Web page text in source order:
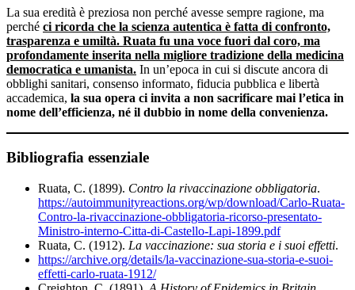
La sua eredità è preziosa non perché avesse sempre ragione, ma
perché ci ricorda che la scienza autentica è fatta di confronto,
trasparenza e umiltà. Ruata fu una voce fuori dal coro, ma
profondamente inserita nella migliore tradizione della medicina
democratica e umanista. In un’epoca in cui si discute ancora di
obblighi sanitari, consenso informato, fiducia pubblica e libertà
accademica, la sua opera ci invita a non sacrificare mai l’etica in
nome dell’efficienza, né il dubbio in nome della convenienza.
Bibliografia essenziale
Ruata, C. (1899). Contro la rivaccinazione obbligatoria.
https://autoimmunityreactions.org/wp/download/Carlo-Ruata-
Contro-la-rivaccinazione-obbligatoria-ricorso-presentato-
Ministro-interno-Citta-di-Castello-Lapi-1899.pdf
Ruata, C. (1912). La vaccinazione: sua storia e i suoi effetti.
https://archive.org/details/la-vaccinazione-sua-storia-e-suoi-
effetti-carlo-ruata-1912/